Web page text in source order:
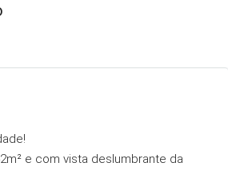
e com vista deslumbrante da